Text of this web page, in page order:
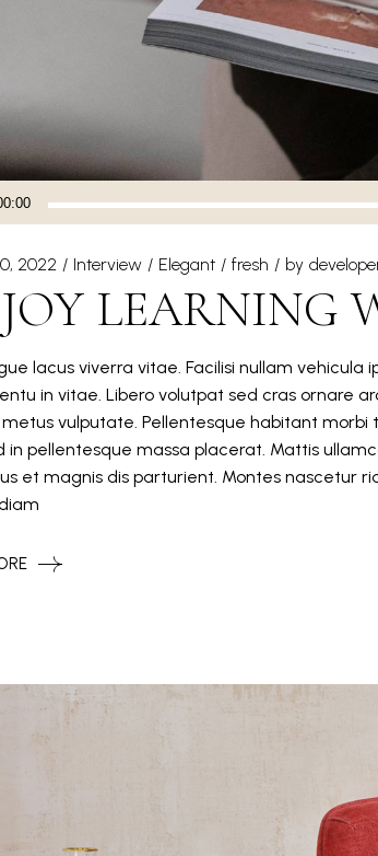
2022 Interview Elegant fresh by
LEARNING
lacus viverra vitae. Facilisi nullam vehicula
in vitae. Libero volutpat sed cras ornare
metus vulputate. Pellentesque habitant
in pellentesque massa placerat. Mattis
et magnis dis parturient. Montes nascetur